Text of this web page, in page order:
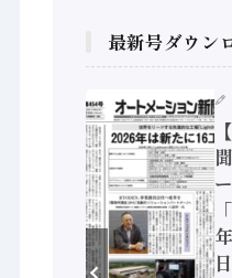
最新号ダウン